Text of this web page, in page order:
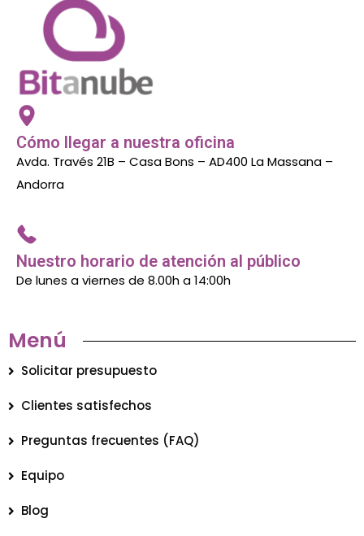
Cómo llegar a nuestra oficina
Avda. Través 21B – Casa Bons – AD400 La Massana –
Andorra
Nuestro horario de atención al público
De lunes a viernes de 8.00h a 14:00h
Menú
Solicitar presupuesto
Clientes satisfechos
Preguntas frecuentes (FAQ)
Equipo
Blog